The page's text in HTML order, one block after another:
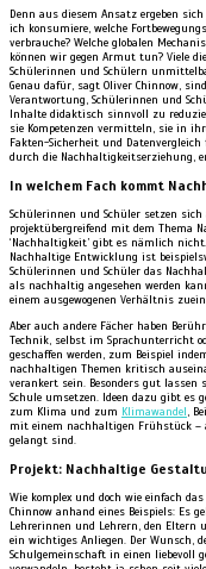
Denn aus diesem Ansatz ergeben
ich konsumiere, welche
verbrauche? Welche globalen
können wir gegen Armut tun? Viele
Schülerinnen und Schülern
Genau dafür, sagt Oliver Chinnow,
Verantwortung, Schülerinnen und
Inhalte didaktisch sinnvoll zu
sie Kompetenzen vermitteln, sie in
Fakten-Sicherheit und
durch die Nachhaltigkeitserziehung,
In welchem Fach kommt
Schülerinnen und Schüler setzen
projektübergreifend mit dem Thema
‘Nachhaltigkeit’ gibt es nämlich
Nachhaltige Entwicklung ist
Schülerinnen und Schüler das
als nachhaltig angesehen werden
einem ausgewogenen Verhältnis
Aber auch andere Fächer haben
Technik, selbst im Sprachunterricht
geschaffen werden, zum Beispiel
nachhaltigen Themen kritisch
verankert sein. Besonders gut
Schule umsetzen. Ideen dazu gibt es
zum Klima und zum Klimawandel,
mit einem nachhaltigen Frühstück –
gelangt sind.
Projekt: Nachhaltige
Wie komplex und doch wie einfach
Chinnow anhand eines Beispiels: Es
Lehrerinnen und Lehrern, den Eltern
ein wichtiges Anliegen. Der Wunsch,
Schulgemeinschaft in einen